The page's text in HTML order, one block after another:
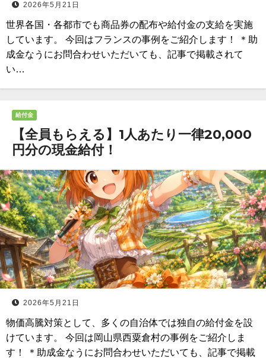
2026年5月21日
世界各国・各都市でも商品券の配布や給付金の支給を実施
しています。 今回はフランスの事例をご紹介します！ ＊助
成金なうにお問合わせいただいても、記事で掲載されて
い…
給付金
【全員もらえる】1人あたり一律20,000
円分の現金給付！
2026年5月21日
物価高騰対策として、多くの自治体では独自の給付金を設
けています。 今回は岡山県西粟倉村の事例をご紹介しま
す！ ＊助成金なうにお問合わせいただいても、記事で掲載